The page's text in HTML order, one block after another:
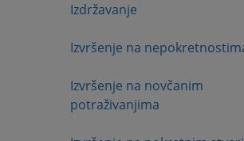
Izdržavanje
Izvršenje na
Izvršenje na novčanim
potraživanjima